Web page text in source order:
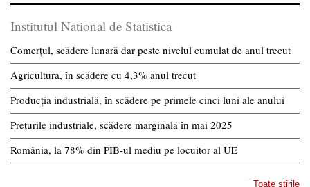
Institutul National de Statistica
Comerțul, scădere lunară dar peste nivelul cumulat de anul trecut
Agricultura, în scădere cu 4,3% anul trecut
Producția industrială, în scădere pe primele cinci luni ale anului
Prețurile industriale, scădere marginală în mai 2025
România, la 78% din PIB-ul mediu pe locuitor al UE
Toate stirile